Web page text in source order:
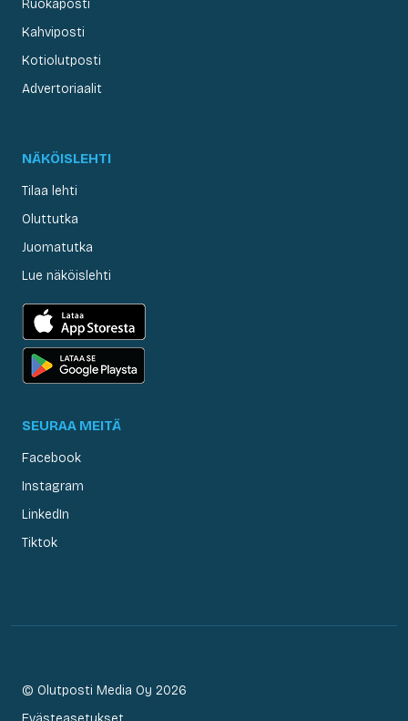
Ruokaposti
Kahviposti
Kotiolutposti
Advertoriaalit
NÄKÖISLEHTI
Tilaa lehti
Oluttutka
Juomatutka
Lue näköislehti
SEURAA MEITÄ
Facebook
Instagram
LinkedIn
Tiktok
© Olutposti Media Oy 2026